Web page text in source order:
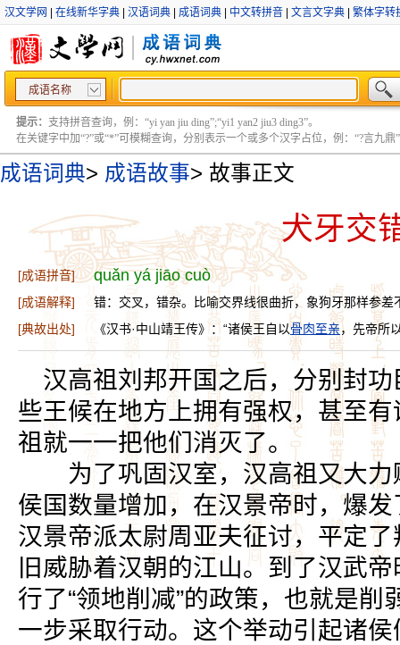
汉文学网 在线新华字典 汉语词典 成语词典 中文转拼音 文言文字典 繁体字转
成语名称
提示： 支持拼音查询，例：“yi yan jiu ding”;“yi1 yan2 jiu3 ding3”。
在关键字中加“?”或“*”可模糊查询，分别表示一个或多个汉字占位，例：“?言九鼎”
成语词典> 成语故事> 故事正文
犬牙交
[成语拼音] quǎn yá jiāo cuò
[成语解释]
错：交叉，错杂。比喻交界线很曲折，象狗牙那样参
[典故出处]
《汉书·中山靖王传》：“诸侯王自以骨肉至亲，先帝所
汉高祖刘邦开国之后，分别封
些王候在地方上拥有强权，甚至
祖就一一把他们消灭了。
为了巩固汉室，汉高祖又大力
侯国数量增加，在汉景帝时，爆
汉景帝派太尉周亚夫征讨，平定
旧威胁着汉朝的江山。到了汉武
行了“领地削减”的政策，也就是
一步采取行动。这个举动引起诸